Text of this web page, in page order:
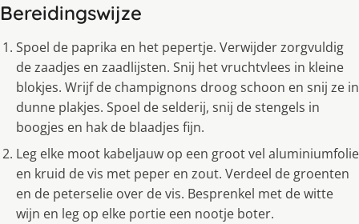
Bereidingswijze
Spoel de paprika en het pepertje. Verwijder zorgvuldig
de zaadjes en zaadlijsten. Snij het vruchtvlees in kleine
blokjes. Wrijf de champignons droog schoon en snij ze in
dunne plakjes. Spoel de selderij, snij de stengels in
boogjes en hak de blaadjes fijn.
Leg elke moot kabeljauw op een groot vel aluminiumfolie
en kruid de vis met peper en zout. Verdeel de groenten
en de peterselie over de vis. Besprenkel met de witte
wijn en leg op elke portie een nootje boter.